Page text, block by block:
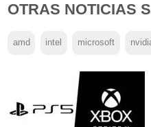
OTRAS NOTICIAS
amd intel microsoft